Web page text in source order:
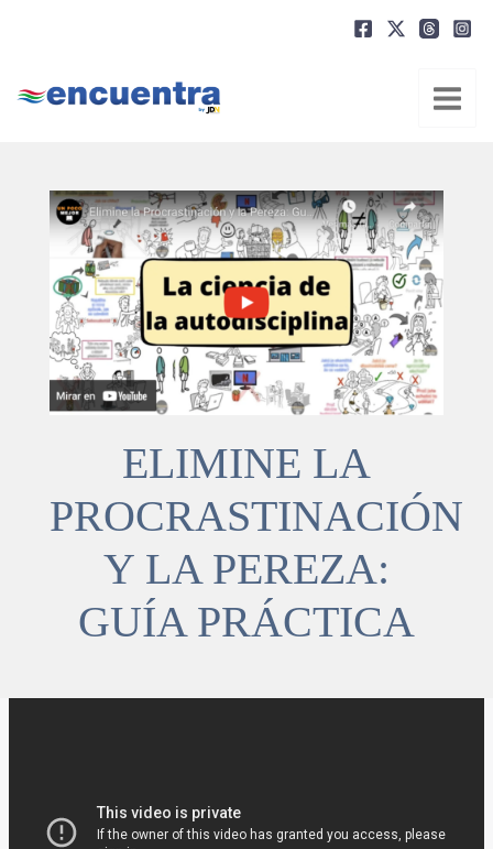
ELIMINE LA
PROCRASTINACIÓN
Y LA PEREZA:
GUÍA PRÁCTICA